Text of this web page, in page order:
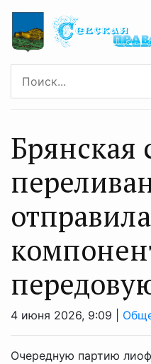
Брянская
4 июня 2026, 9:09 |
Очередную партию